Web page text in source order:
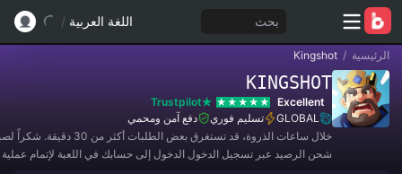
بحث اللغة العربية /
الرئيسية /
Kingshot
KINGSHOT
Excellent
Trustpilot
GLOBAL
تسليم فوري
دفع آمن ومحمي
خلال ساعات الذروة، قد تستغرق بعض الطلبات
شحن الرصيد عبر تسجيل الدخول الدخول إلى حسابك في اللعبة لإتمام عملية